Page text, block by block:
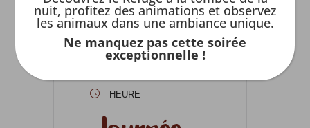
09 - 31 Août
2026
HEURE
nuit, profitez des animations et observez
les animaux dans une ambiance unique.
Ne manquez pas cette soirée
exceptionnelle !